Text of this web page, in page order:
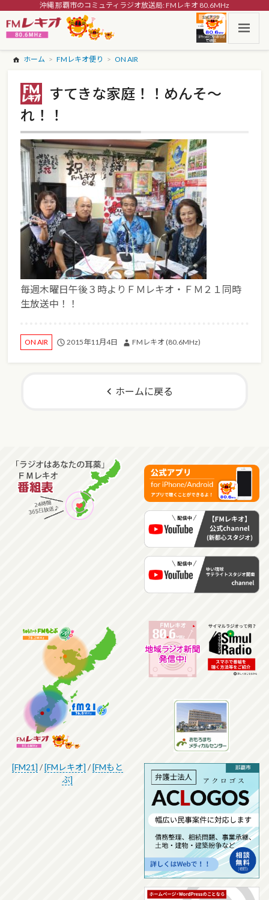
沖縄 那覇市のコミュティラジオ放送局: FMレキオ 80.6MHz
ホーム FMレキオ便り ON AIR
すてきな家庭！！めんそ～
れ！！
毎週木曜日午後３時よりＦＭレキオ・ＦＭ２１同時
生放送中！！
ON AIR 2015年11月4日 FMレキオ (80.6MHz)
ホームに戻る
[FM21] /[FMレキオ] /[FMもと
ぶ]